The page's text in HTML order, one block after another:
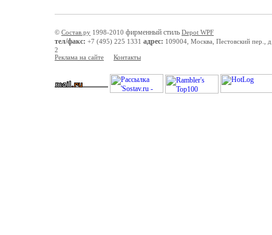
© Состав.ру 1998-2010 фирменный стиль Depot WPF
тел/факс: +7 (495) 225 1331 адрес: 109004, Москва, Пестовский пер.,
2
Реклама на сайте
Контакты